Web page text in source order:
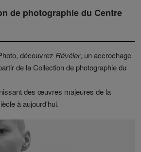
de photographie du Centre
découvrez Révéler, un accrochage
de la Collection de photographie du
des œuvres majeures de la
à aujourd'hui.